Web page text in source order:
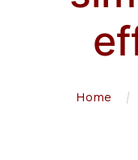
Home